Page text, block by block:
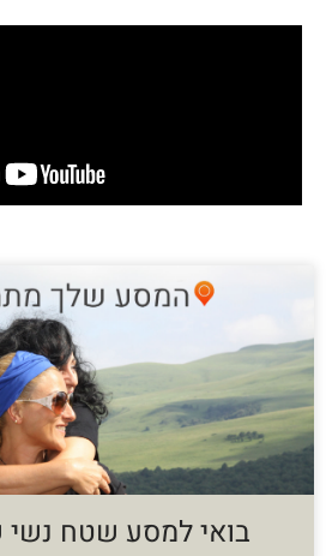
בואי למסע שטח נשי